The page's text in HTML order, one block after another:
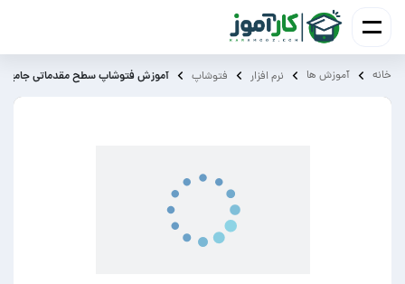
خانه آموزش ‌ها نرم افزار فتوشاپ آموزش فتوشاپ سطح مقدماتی‌ جامع